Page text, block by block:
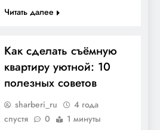
Читать далее
Как сделать съёмную
квартиру уютной: 10
полезных советов
sharberi_ru
4 года
спустя
0 1 минуты